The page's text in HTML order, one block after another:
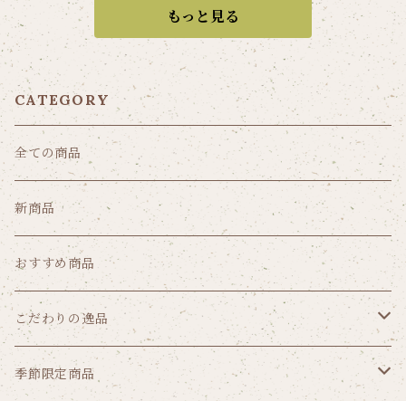
もっと見る
CATEGORY
全ての商品
新商品
おすすめ商品
こだわりの逸品
クッキー
季節限定商品